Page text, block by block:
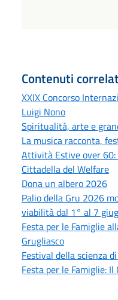
Contenuti
XXIX Concorso
Luigi Nono
Spiritualità, arte e
La musica racconta,
Attività Estive over 60:
Cittadella del Welfare
Dona un albero 2026
Palio della Gru 2026
viabilità dal 1° al 7
Festa per le Famiglie
Grugliasco
Festival della scienza
Festa per le Famiglie: